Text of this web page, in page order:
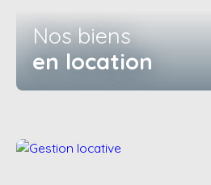
Nos biens
en location